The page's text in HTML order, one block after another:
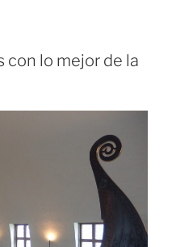
con lo mejor de la